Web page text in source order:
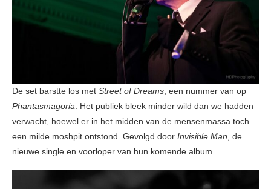
De set barstte los met Street of Dreams, een nummer van op
Phantasmagoria. Het publiek bleek minder wild dan we hadden
verwacht, hoewel er in het midden van de mensenmassa toch
een milde moshpit ontstond. Gevolgd door Invisible Man, de
nieuwe single en voorloper van hun komende album.